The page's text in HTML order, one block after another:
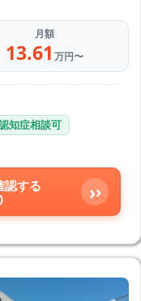
月額
13.61 万円〜
知症相談可
認する
›